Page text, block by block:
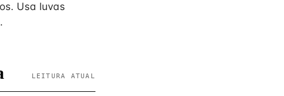
Usa luvas
LEITURA ATUAL